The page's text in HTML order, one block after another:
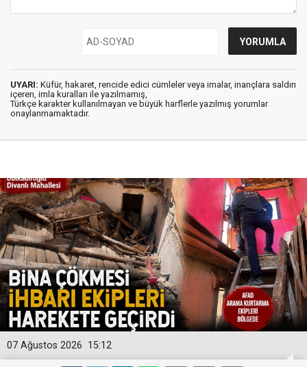
UYARI: Küfür, hakaret, rencide edici cümleler veya imalar, inançlara saldırı
içeren, imla kuralları ile yazılmamış,
Türkçe karakter kullanılmayan ve büyük harflerle yazılmış yorumlar
onaylanmamaktadır.
15:12
07 Ağustos 2026